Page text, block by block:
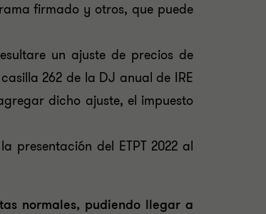
firmado y otros, que puede
un ajuste de precios de
262 de la DJ anual de IRE
dicho ajuste, el impuesto
presentación del ETPT 2022 al
normales, pudiendo llegar a